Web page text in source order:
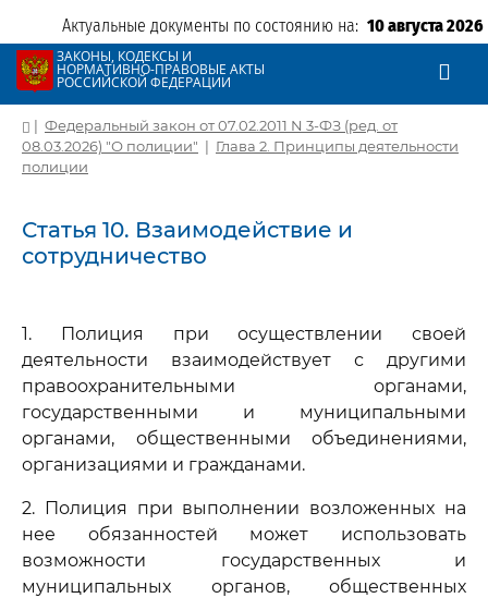
Актуальные документы по состоянию на: 10 августа 2026
ЗАКОНЫ, КОДЕКСЫ И
НОРМАТИВНО-ПРАВОВЫЕ АКТЫ
РОССИЙСКОЙ ФЕДЕРАЦИИ
| Федеральный закон от 07.02.2011 N 3-ФЗ (ред. от
08.03.2026) "О полиции" | Глава 2. Принципы деятельности
полиции
Статья 10. Взаимодействие и
сотрудничество
1. Полиция при осуществлении своей
деятельности взаимодействует с другими
правоохранительными органами,
государственными и муниципальными
органами, общественными объединениями,
организациями и гражданами.
2. Полиция при выполнении возложенных на
нее обязанностей может использовать
возможности государственных и
муниципальных органов, общественных